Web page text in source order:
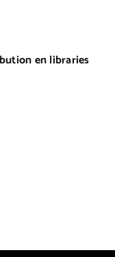
en libraries